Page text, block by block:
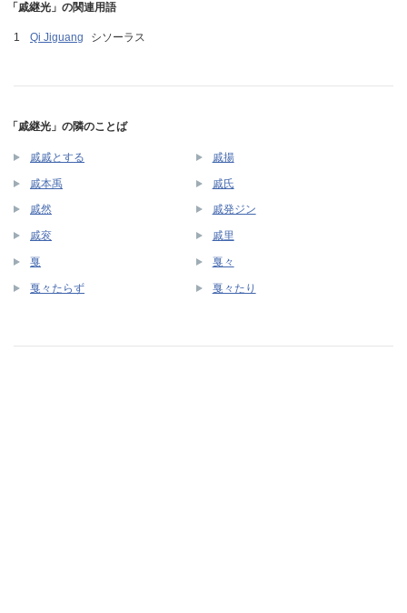
「戚継光」の関連用語
Qi Jiguang シソーラス
「戚継光」の隣のことば
戚戚とする 戚揚
戚本禹 戚氏
戚然 戚発ジン
戚衮 戚里
戛 戛々
戛々たらず 戛々たり